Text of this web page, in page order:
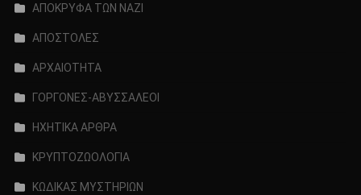
ΑΠΟΚΡΥΦΑ ΤΩΝ ΝΑΖΙ
ΑΠΟΣΤΟΛΕΣ
ΑΡΧΑΙΟΤΗΤΑ
ΓΟΡΓΟΝΕΣ-ΑΒΥΣΣΑΛΕΟΙ
ΗΧΗΤΙΚΑ ΑΡΘΡΑ
ΚΡΥΠΤΟΖΩΟΛΟΓΙΑ
ΚΩΔΙΚΑΣ ΜΥΣΤΗΡΙΩΝ